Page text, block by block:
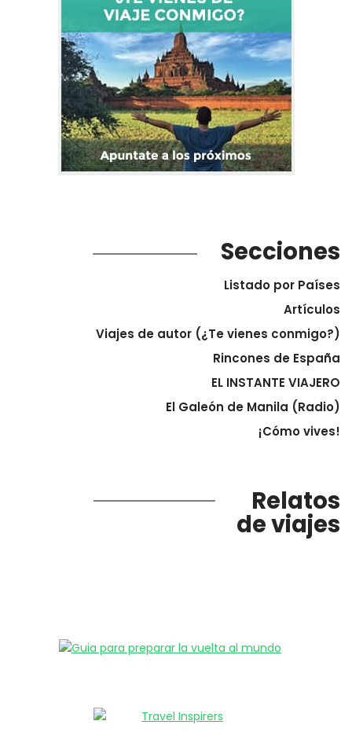
Secciones
Listado por Países
Artículos
Viajes de autor (¿Te vienes conmigo?)
Rincones de España
EL INSTANTE VIAJERO
El Galeón de Manila (Radio)
¡Cómo vives!
Relatos
de viajes